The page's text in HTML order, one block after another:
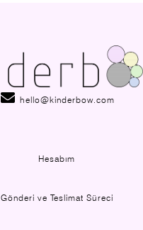
hello@kinderbow.com
Hesabım
Gönderi ve Teslimat Süreci